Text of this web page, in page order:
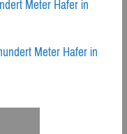
Meter Hafer in
Meter Hafer in